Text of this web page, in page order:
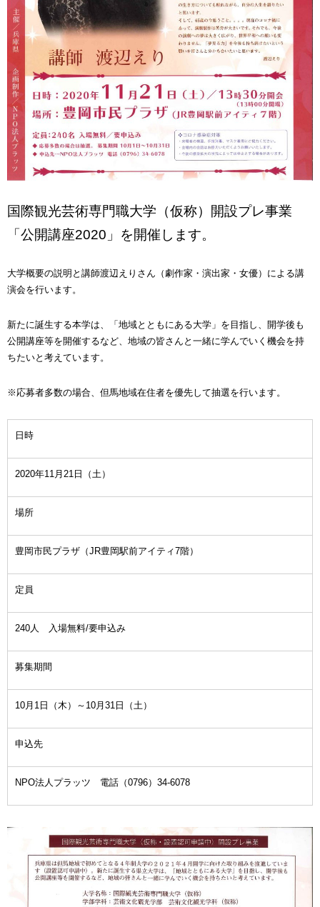
国際観光芸術専門職大学（仮称）開設プレ事業
「公開講座2020」を開催します。
大学概要の説明と講師渡辺えりさん（劇作家・演出家・女優）による講
演会を行います。
新たに誕生する本学は、「地域とともにある大学」を目指し、開学後も
公開講座等を開催するなど、地域の皆さんと一緒に学んでいく機会を持
ちたいと考えています。
※応募者多数の場合、但馬地域在住者を優先して抽選を行います。
日時
2020年11月21日（土）
場所
豊岡市民プラザ（JR豊岡駅前アイティ7階）
定員
240人 入場無料/要申込み
募集期間
10月1日（木）～10月31日（土）
申込先
NPO法人プラッツ 電話（0796）34-6078